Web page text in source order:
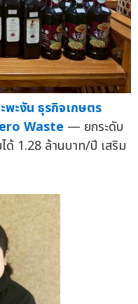
พะงัน ธุรกิจเกษตร
Waste — ยกระดับ
1.28 ล้านบาท/ปี เสริม